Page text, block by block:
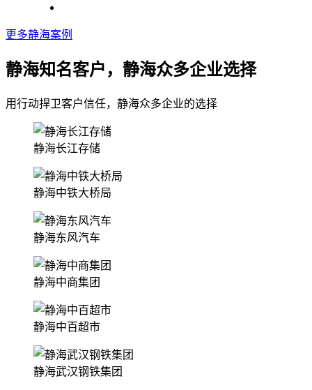
更多静海案例
静海知名客户，静海众多企业选择
用行动捍卫客户信任，静海众多企业的选择
静海长江存储
静海中铁大桥局
静海东风汽车
静海中商集团
静海中百超市
静海武汉钢铁集团